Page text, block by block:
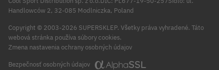
Handlowców 2, 32-085 Modlniczka, Poland
Copyright © 2003-2026 SUPERSKLEP. Všetky práva vyhradené. Táto
webová stránka používa súbory cookies.
Zmena nastavenia ochrany osobných údajov
Bezpečnosť osobných údajov